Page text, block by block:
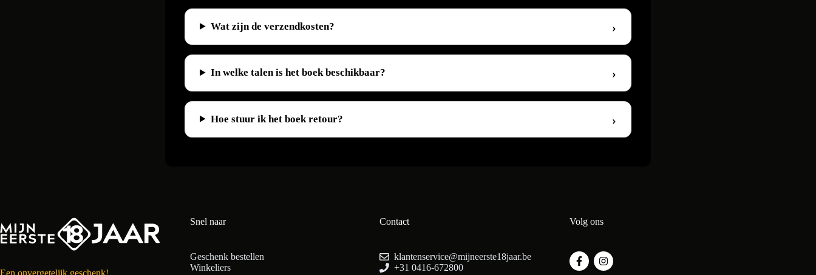
Wat zijn de verzendkosten?
In welke talen is het boek beschikbaar?
Hoe stuur ik het boek retour?
Snel naar
Geschenk bestellen
Winkeliers
Contact
klantenservice@mijneerste18jaar.be
+31 0416-672800
Volg ons